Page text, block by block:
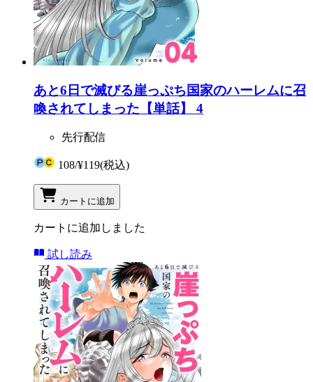
あと6日で滅びる崖っぷち国家のハーレムに召
喚されてしまった【単話】 4
先行配信
108/¥119(税込)
カートに追加
カートに追加しました
試し読み